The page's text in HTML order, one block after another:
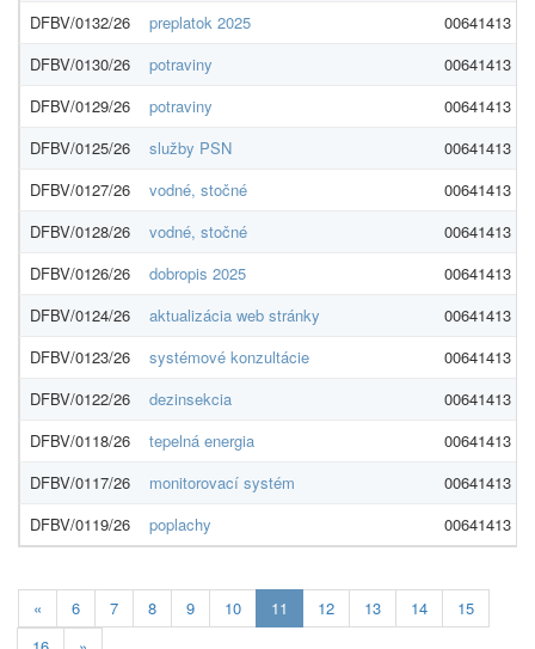
DFBV/0132/26
preplatok 2025 00641413
DFBV/0130/26
potraviny 00641413
DFBV/0129/26
potraviny 00641413
DFBV/0125/26
služby PSN 00641413
DFBV/0127/26
vodné, stočné 00641413
DFBV/0128/26
vodné, stočné 00641413
DFBV/0126/26
dobropis 2025 00641413
DFBV/0124/26
aktualizácia web stránky 00641413
DFBV/0123/26
systémové konzultácie 00641413
DFBV/0122/26
dezinsekcia 00641413
DFBV/0118/26
tepelná energia 00641413
DFBV/0117/26
monitorovací systém 00641413
DFBV/0119/26
poplachy 00641413
« 6 7 8 9 10 11 Aktuálna
stránka
12 13 14
15